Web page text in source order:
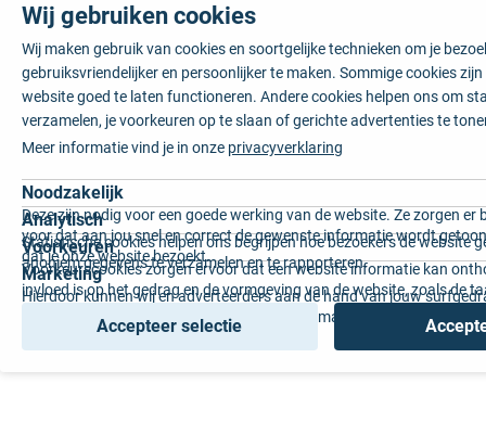
Wij gebruiken cookies
Wij maken gebruik van cookies en soortgelijke technieken om je
gebruiksvriendelijker en persoonlijker te maken. Sommige cookies
website goed te laten functioneren. Andere cookies helpen ons om
verzamelen, je voorkeuren op te slaan of gerichte advertenties te
Meer informatie vind je in onze privacyverklaring
Noodzakelijk
Deze zijn nodig voor een goede werking van de website. Ze zorgen er
voor dat aan jou snel en correct de gewenste informatie wordt
dat je onze website bezoekt.
Analytisch
Statistische cookies helpen ons begrijpen hoe bezoekers de website
anoniem gegevens te verzamelen en te rapporteren.
Voorkeuren
Voorkeurscookies zorgen ervoor dat een website informatie kan
invloed is op het gedrag en de vormgeving van de website, zoals de
Marketing
Hierdoor kunnen wij en adverteerders aan de hand van jouw
gepersonaliseerde online advertenties en op maat gemaakte content
Accepteer selectie